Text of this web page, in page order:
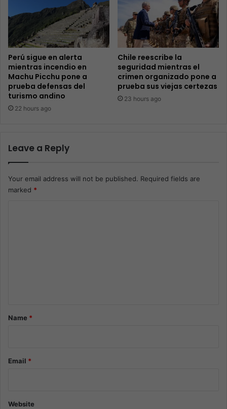
Perú sigue en alerta
mientras incendio en
Machu Picchu pone a
prueba defensas del
turismo andino
22 hours ago
Chile reescribe la
seguridad mientras el
crimen organizado pone a
prueba sus viejas certezas
23 hours ago
Leave a Reply
Your email address will not be published. Required fields are
marked *
*Name *
Email *
Website